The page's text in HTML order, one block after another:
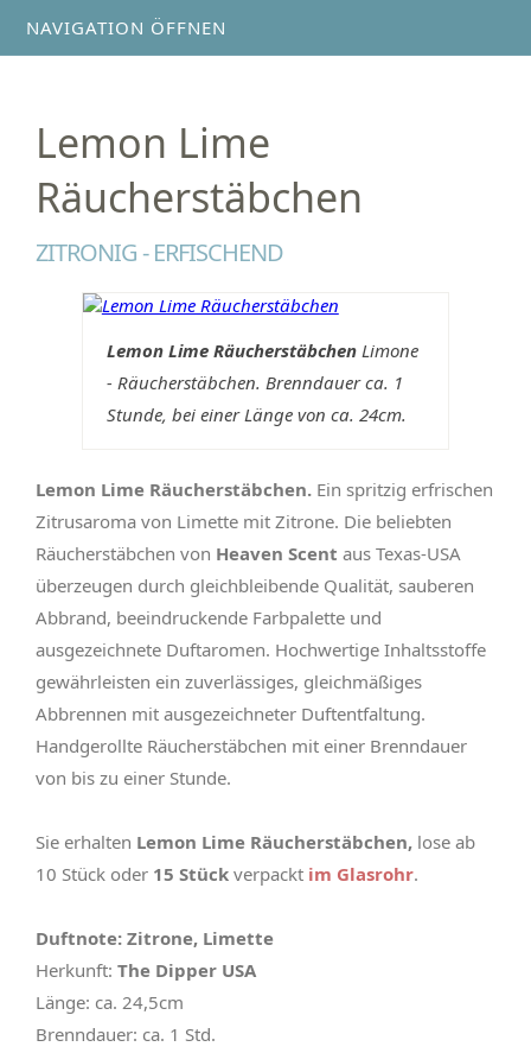
NAVIGATION ÖFFNEN
Lemon Lime
Räucherstäbchen
ZITRONIG - ERFISCHEND
Lemon Lime RäucherstäbchenLimone
- Räucherstäbchen. Brenndauer ca. 1
Stunde, bei einer Länge von ca. 24cm.
Lemon Lime Räucherstäbchen. Ein spritzig erfrischen
Zitrusaroma von Limette mit Zitrone. Die beliebten
Räucherstäbchen von Heaven Scent aus Texas-USA
überzeugen durch gleichbleibende Qualität, sauberen
Abbrand, beeindruckende Farbpalette und
ausgezeichnete Duftaromen. Hochwertige Inhaltsstoffe
gewährleisten ein zuverlässiges, gleichmäßiges
Abbrennen mit ausgezeichneter Duftentfaltung.
Handgerollte Räucherstäbchen mit einer Brenndauer
von bis zu einer Stunde.
Sie erhalten Lemon Lime Räucherstäbchen, lose ab
10 Stück oder 15 Stück verpackt im Glasrohr.
Duftnote: Zitrone, Limette
Herkunft: The Dipper USA
Länge: ca. 24,5cm
Brenndauer: ca. 1 Std.